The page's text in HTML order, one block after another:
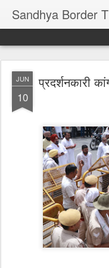
Sandhya Border
JUN
10
प्रदर्शनकारी